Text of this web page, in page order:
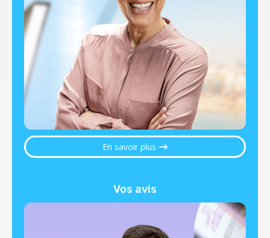
En savoir plus
Vos avis